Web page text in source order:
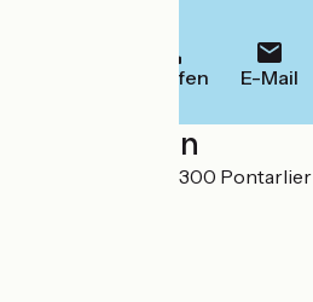
Anrufen E-Mail
Localisation
21 rue Marpaud 25300 Pontarlier